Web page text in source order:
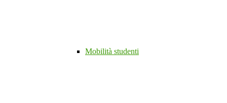
Mobilità studenti